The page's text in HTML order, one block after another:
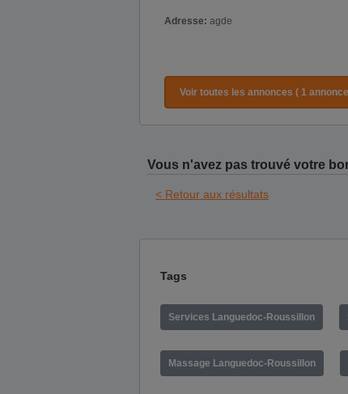
Adresse: agde
Voir toutes les annonces ( 1
Vous n'avez pas trouvé votre
< Retour aux résultats
Tags
Services Languedoc-Roussillon
Massage Languedoc-Roussillon